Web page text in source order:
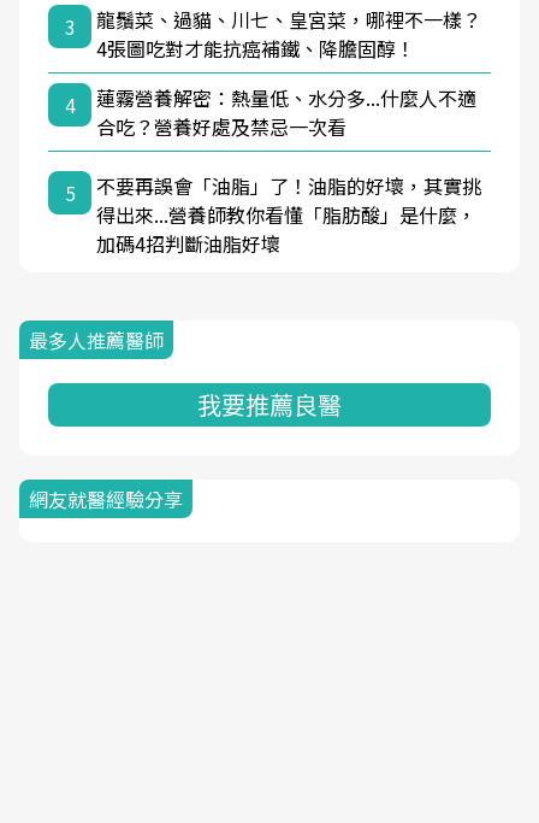
3
龍鬚菜、過貓、川七、皇宮菜，哪裡不一樣？
4張圖吃對才能抗癌補鐵、降膽固醇！
4
蓮霧營養解密：熱量低、水分多...什麼人不適
合吃？營養好處及禁忌一次看
5
不要再誤會「油脂」了！油脂的好壞，其實挑
得出來...營養師教你看懂「脂肪酸」是什麼，
加碼4招判斷油脂好壞
最多人推薦醫師
我要推薦良醫
網友就醫經驗分享